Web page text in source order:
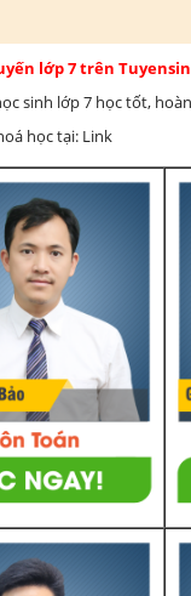
lớp 7 trên
sinh lớp 7 học tốt,
học tại: Link